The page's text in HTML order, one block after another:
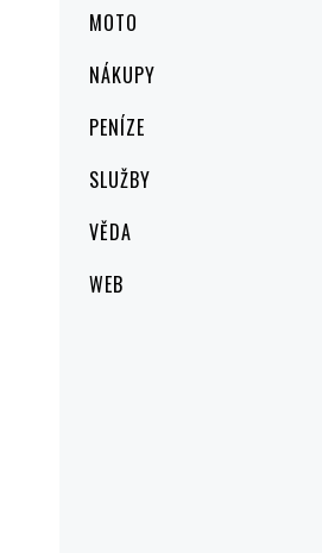
MOTO
NÁKUPY
PENÍZE
SLUŽBY
VĚDA
WEB